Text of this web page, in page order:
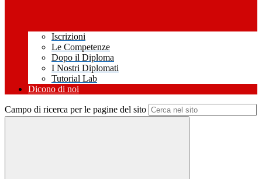
Iscrizioni
Le Competenze
Dopo il Diploma
I Nostri Diplomati
Tutorial Lab
Dicono di noi
Campo di ricerca per le pagine del sito